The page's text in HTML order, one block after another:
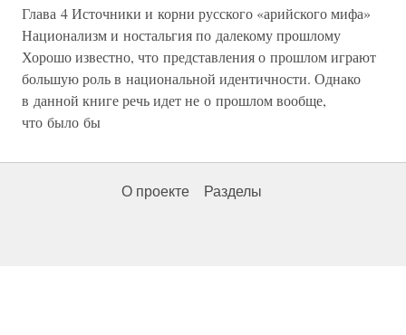
Глава 4 Источники и корни русского «арийского мифа»
Национализм и ностальгия по далекому прошлому
Хорошо известно, что представления о прошлом играют
большую роль в национальной идентичности. Однако
в данной книге речь идет не о прошлом вообще,
что было бы
О проекте Разделы